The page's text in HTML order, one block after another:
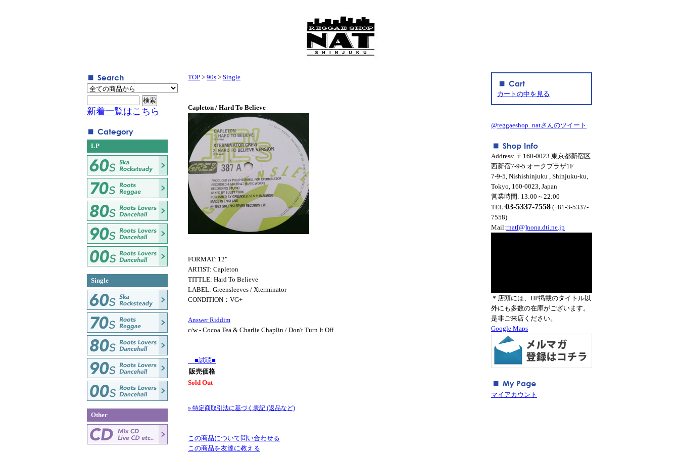
TOP > 90s > Single
Capleton / Hard To Believe
FORMAT: 12"
ARTIST: Capleton
TITTLE: Hard To Believe
LABEL: Greensleeves / Xterminator
CONDITION：VG+
Answer Riddim
c/w - Cocoa Tea & Charlie Chaplin / Don't Turn It Off
■試聴■
販売価格
Sold Out
» 特定商取引法に基づく表記 (返品など)
この商品について問い合わせる
この商品を友達に教える
新着一覧はこちら
LP
Single
Other
カートの中を見る
@reggaeshop_natさんのツイート
Address: 〒160-0023 東京都新宿区
西新宿7-9-5 オークプラザ1F
7-9-5, Nishishinjuku , Shinjuku-ku,
Tokyo, 160-0023, Japan
営業時間: 13:00～22:00
TEL:03-5337-7558 (+81-3-5337-
7558)
Mail:rnat[@]nona.dti.ne.jp
＊店頭には、HP掲載のタイトル以
外にも多数の在庫がございます。
是非ご来店ください。
Google Maps
マイアカウント